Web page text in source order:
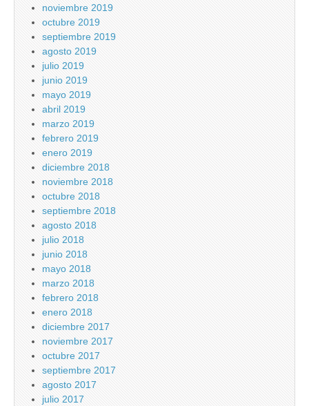
noviembre 2019
octubre 2019
septiembre 2019
agosto 2019
julio 2019
junio 2019
mayo 2019
abril 2019
marzo 2019
febrero 2019
enero 2019
diciembre 2018
noviembre 2018
octubre 2018
septiembre 2018
agosto 2018
julio 2018
junio 2018
mayo 2018
marzo 2018
febrero 2018
enero 2018
diciembre 2017
noviembre 2017
octubre 2017
septiembre 2017
agosto 2017
julio 2017